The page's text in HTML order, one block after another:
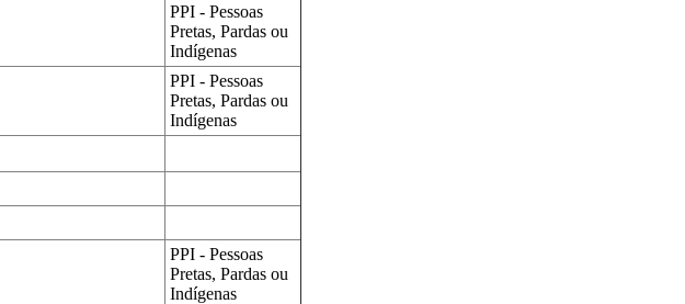
PPI - Pessoas
Pretas, Pardas ou
Indígenas
PPI - Pessoas
Pretas, Pardas ou
Indígenas
PPI - Pessoas
Pretas, Pardas ou
Indígenas